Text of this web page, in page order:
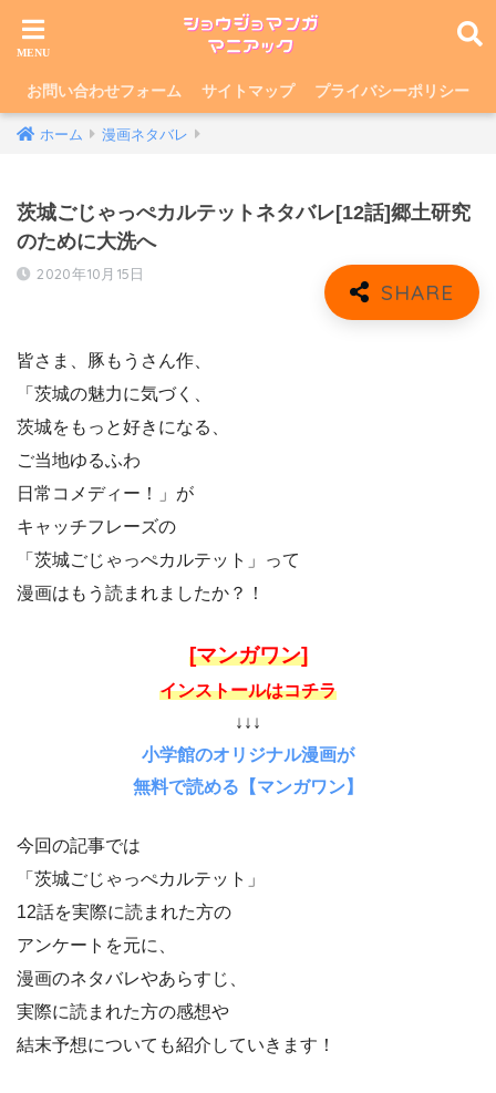
お問い合わせフォーム サイトマップ プライバシーポリシー
ホーム 漫画ネタバレ
茨城ごじゃっぺカルテットネタバレ[12話]郷土研究
のために大洗へ
2020年10月15日
皆さま、豚もうさん作、
「茨城の魅力に気づく、
茨城をもっと好きになる、
ご当地ゆるふわ
日常コメディー！」が
キャッチフレーズの
「茨城ごじゃっぺカルテット」って
漫画はもう読まれましたか？！
[マンガワン]
インストールはコチラ
↓↓↓
小学館のオリジナル漫画が
無料で読める【マンガワン】
今回の記事では
「茨城ごじゃっぺカルテット」
12話を実際に読まれた方の
アンケートを元に、
漫画のネタバレやあらすじ、
実際に読まれた方の感想や
結末予想についても紹介していきます！